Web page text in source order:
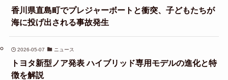
香川県直島町でプレジャーボートと衝突、子どもたちが
海に投げ出される事故発生
2026-05-07 ニュース
トヨタ新型ノア発表 ハイブリッド専用モデルの進化と特
徴を解説